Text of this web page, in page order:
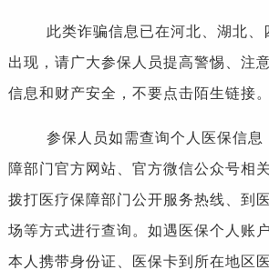
此类诈骗信息已在河北、湖北、
出现，请广大参保人员提高警惕、注
信息和财产安全，不要点击陌生链接。
参保人员如需查询个人医保信息
障部门官方网站、官方微信公众号相
拨打医疗保障部门公开服务热线、到
场等方式进行查询。如遇医保个人账
本人携带身份证、医保卡到所在地区